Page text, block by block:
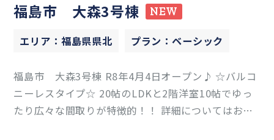
福島市 大森3号棟 NEW
エリア：福島県県北 プラン：ベーシック
福島市 大森3号棟 R8年4月4日オープン♪ ☆バルコ
ニーレスタイプ☆ 20帖のLDKと2階洋室10帖でゆっ
たり広々な間取りが特徴的！！ 詳細についてはお気